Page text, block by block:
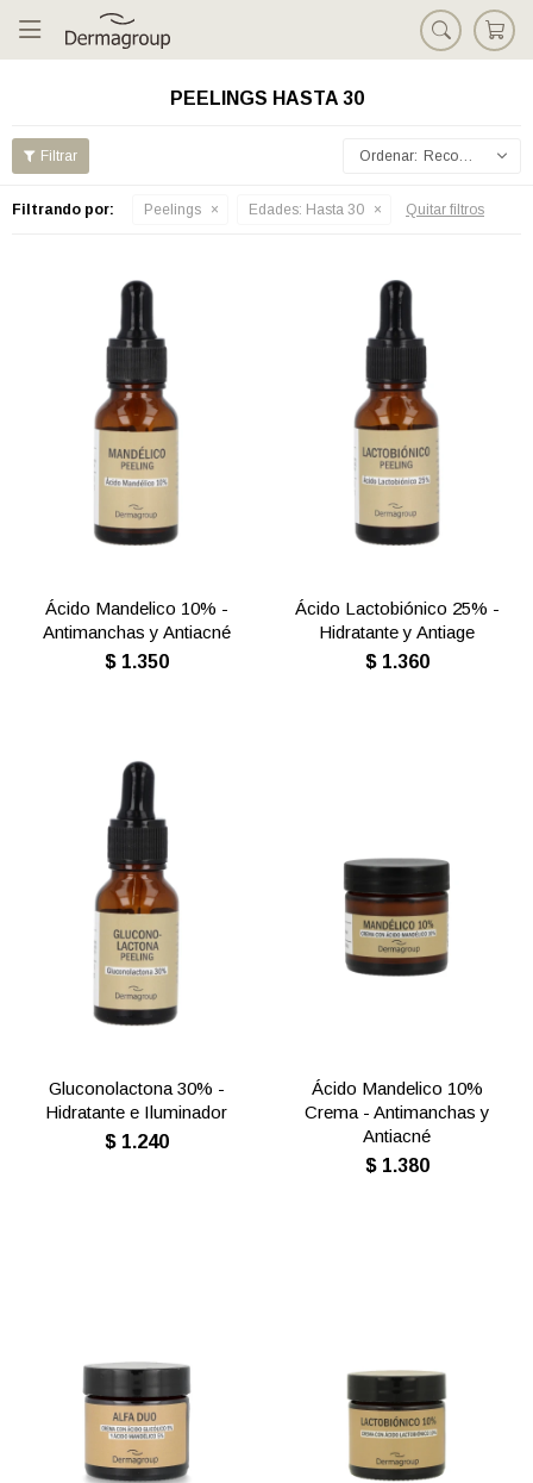

PEELINGS HASTA 30
Recomendados
Filtrando por: Peelings Edades: Hasta 30 Quitar filtros
Ácido Mandelico 10% -
Antimanchas y Antiacné
$ 1.350
Ácido Lactobiónico 25% -
Hidratante y Antiage
$ 1.360
Gluconolactona 30% -
Hidratante e Iluminador
$ 1.240
Ácido Mandelico 10%
Crema - Antimanchas y
Antiacné
$ 1.380